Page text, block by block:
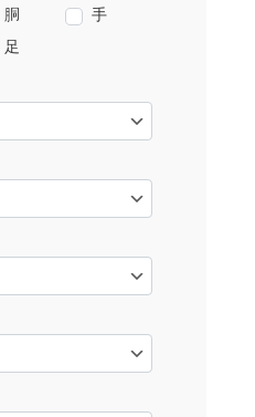
胴
手
足